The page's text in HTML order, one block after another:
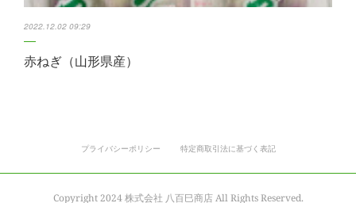
2022.12.02 09:29
赤ねぎ（山形県産）
プライバシーポリシー 特定商取引法に基づく表記
Copyright 2024 株式会社 八百巳商店 All Rights Reserved.